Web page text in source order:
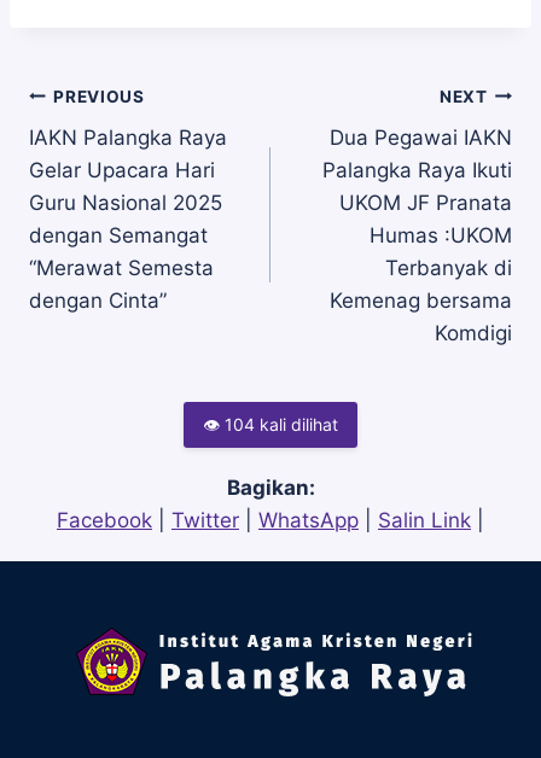
Navigasi
pos
PREVIOUS
IAKN Palangka Raya
Gelar Upacara Hari
Guru Nasional 2025
dengan Semangat
“Merawat Semesta
dengan Cinta”
NEXT
Dua Pegawai IAKN
Palangka Raya Ikuti
UKOM JF Pranata
Humas :UKOM
Terbanyak di
Kemenag bersama
Komdigi
👁 104 kali dilihat
Bagikan:
Facebook
Twitter WhatsApp Salin Link